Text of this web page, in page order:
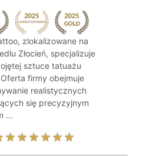
zlokalizowane na
Złocień, specjalizuje
sztuce tatuażu
firmy obejmuje
realistycznych
się precyzyjnym
...